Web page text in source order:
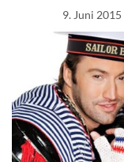
9. Juni 2015